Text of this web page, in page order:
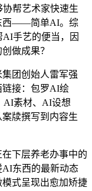
帮艺术家快速生
西——简单AI。综
AI手艺的便当，因
做成果？
团创始人雷军强
链接：包罗AI绘
AI素材、AI设想
牍撰写到内容生
下层养老办事中的
AI东西的最新动态
式呈现出愈加矫捷